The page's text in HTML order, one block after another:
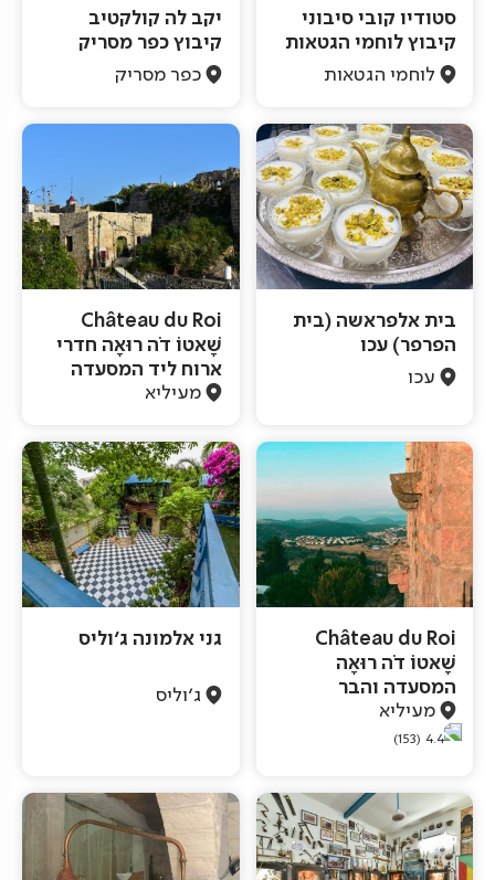
סטודיו קובי סיבוני
קיבוץ לוחמי הגטאות
לוחמי הגטאות
יקב לה קולקטיב
קיבוץ כפר מסריק
כפר מסריק
בית אלפראשה (בית
הפרפר) עכו
עכו
Château du Roi
שָׁאטוֹ דֹה רוּאָה חדרי
ארוח ליד המסעדה
מעיליא
Château du Roi
שָׁאטוֹ דֹה רוּאָה
המסעדה והבר
מעיליא
4.4
(153)
גני אלמונה ג'וליס
ג'וליס